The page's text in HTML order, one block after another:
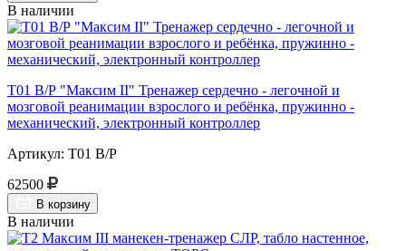
В наличии
Т01 В/Р "Максим II" Тренажер сердечно - легочной и
мозговой реанимации взрослого и ребёнка, пружинно -
механический, электронный контроллер
Артикул: Т01 В/Р
62500
В корзину
В наличии